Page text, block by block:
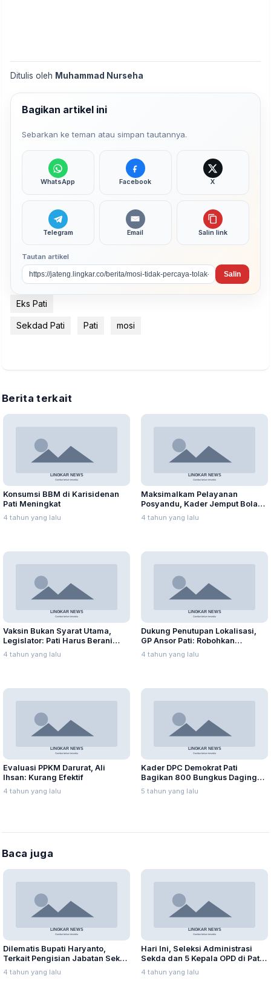
Ditulis oleh Muhammad Nurseha
Bagikan artikel ini
Sebarkan ke teman atau simpan tautannya.
WhatsApp Facebook X
Telegram Email Salin link
Tautan artikel
Salin
Eks Pati
Sekdad Pati Pati mosi
Berita terkait
Konsumsi BBM di Karisidenan
Pati Meningkat
4 tahun yang lalu
Maksimalkam Pelayanan
Posyandu, Kader Jemput Bola
ke Rumah Warga
4 tahun yang lalu
Vaksin Bukan Syarat Utama,
Legislator: Pati Harus Berani
Mulai PTM
4 tahun yang lalu
Dukung Penutupan Lokalisasi,
GP Ansor Pati: Robohkan
Bangunan di Lorok Indah!
4 tahun yang lalu
Evaluasi PPKM Darurat, Ali
Ihsan: Kurang Efektif
4 tahun yang lalu
Kader DPC Demokrat Pati
Bagikan 800 Bungkus Daging
Kurban Bagi Warga Isoman
5 tahun yang lalu
Baca juga
Dilematis Bupati Haryanto,
Terkait Pengisian Jabatan Sekda
Pengganti Suharyono
4 tahun yang lalu
Hari Ini, Seleksi Administrasi
Sekda dan 5 Kepala OPD di Pati
Diumumkan
4 tahun yang lalu